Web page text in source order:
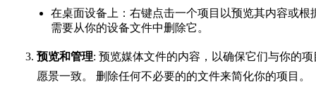
在桌面设备上：右键点击一个项目以预览其内容或根
需要从你的设备文件中删除它。
预览和管理: 预览媒体文件的内容，以确保它们与你的项
愿景一致。 删除任何不必要的的文件来简化你的项目。